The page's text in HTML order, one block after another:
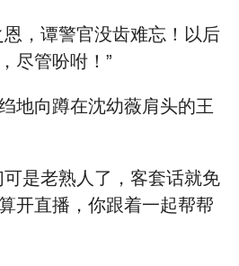
恩，谭警官没齿难忘！以后
尽管吩咐！”
地向蹲在沈幼薇肩头的王
可是老熟人了，客套话就免
开直播，你跟着一起帮帮